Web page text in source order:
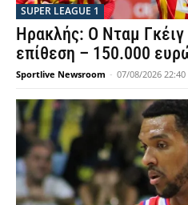
SUPER LEAGUE 1
Ηρακλής: Ο Νταμ
επίθεση – 150.000
Sportlive Newsroom - 07/08/2026 22:40